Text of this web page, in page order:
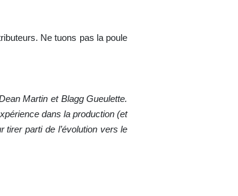
Ne tuons pas la poule
Martin et Blagg Gueulette.
dans la production (et
parti de l’évolution vers le